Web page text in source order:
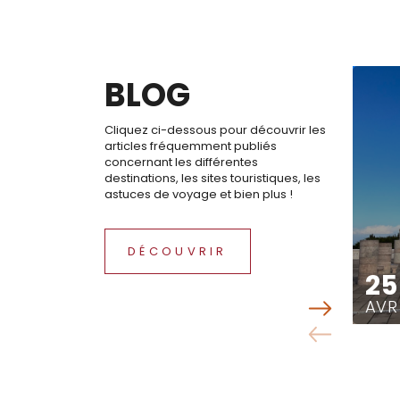
BLOG
Cliquez ci-dessous pour découvrir les
articles fréquemment publiés
concernant les différentes
destinations, les sites touristiques, les
astuces de voyage et bien plus !
DÉCOUVRIR
25
AVR